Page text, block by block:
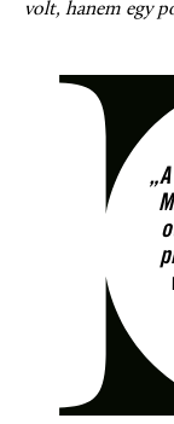
volt, hanem egy